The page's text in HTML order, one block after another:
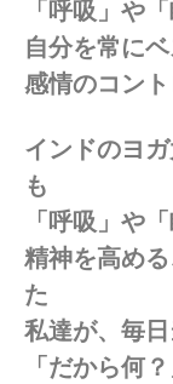
「呼吸」や
自分を常に
感情のコン
インドのヨ
も
「呼吸」や
精神を高め
た
私達が、毎
「だから何